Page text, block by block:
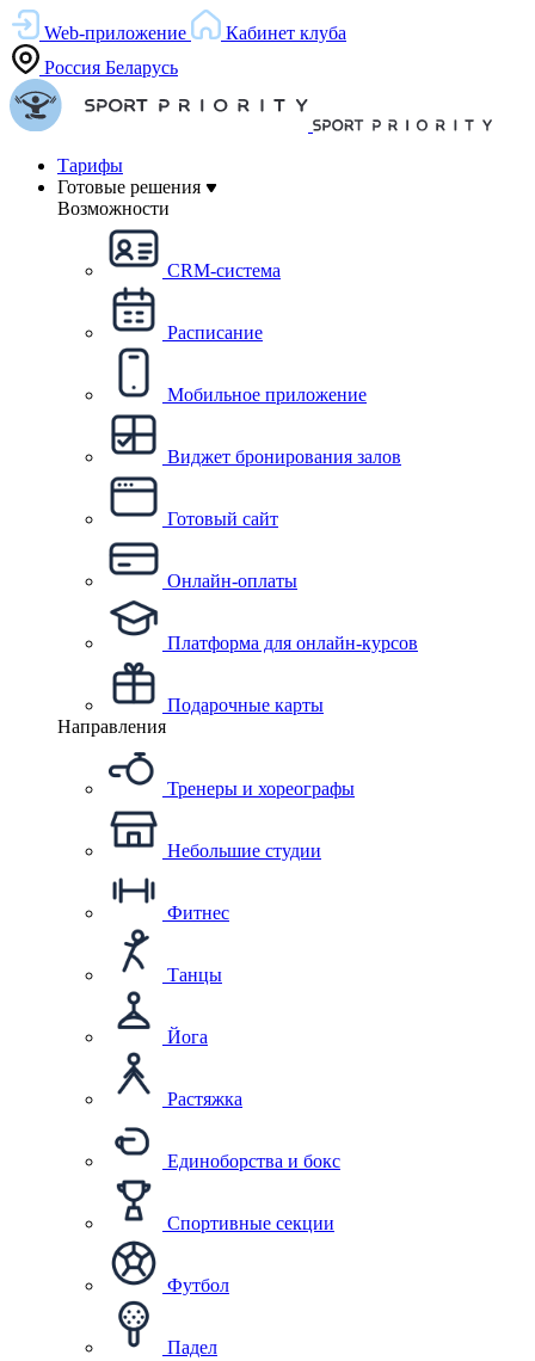
Web-приложение
Кабинет клуба
Россия Беларусь
Тарифы
Готовые решения
Возможности
CRM-система
Расписание
Мобильное приложение
Виджет бронирования залов
Готовый сайт
Онлайн-оплаты
Платформа для онлайн-курсов
Подарочные карты
Направления
Тренеры и хореографы
Небольшие студии
Фитнес
Танцы
Йога
Растяжка
Единоборства и бокс
Спортивные секции
Футбол
Падел